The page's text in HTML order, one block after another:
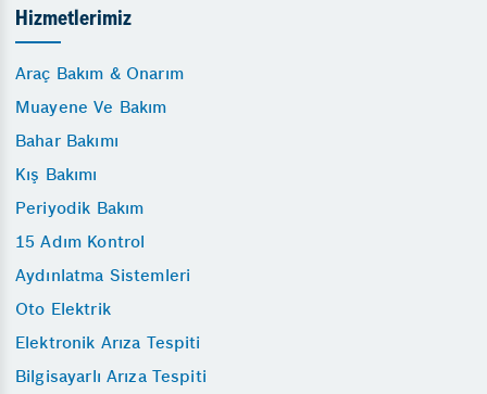
Hizmetlerimiz
Araç Bakım & Onarım
Muayene Ve Bakım
Bahar Bakımı
Kış Bakımı
Periyodik Bakım
15 Adım Kontrol
Aydınlatma Sistemleri
Oto Elektrik
Elektronik Arıza Tespiti
Bilgisayarlı Arıza Tespiti